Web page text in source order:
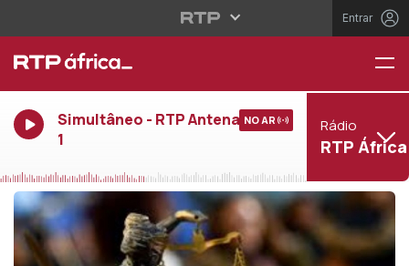
Entrar
Simultâneo - RTP Antena
1
NO AR Rádio
RTP África